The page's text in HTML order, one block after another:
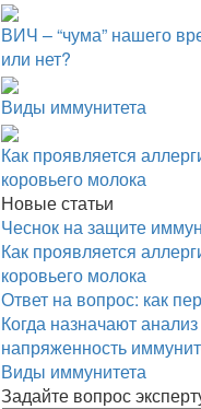
ВИЧ – “чума” нашего
или нет?
Виды иммунитета
Как проявляется
коровьего молока
Новые статьи
Чеснок на защите
Как проявляется
коровьего молока
Ответ на вопрос: как
Когда назначают
напряженность
Виды иммунитета
Задайте вопрос